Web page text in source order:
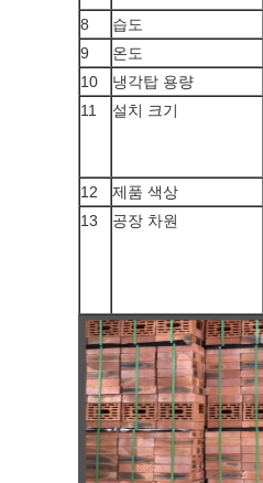
8
습도
9
온도
10
냉각탑 용량
11
설치 크기
12
제품 색상
13
공장 차원